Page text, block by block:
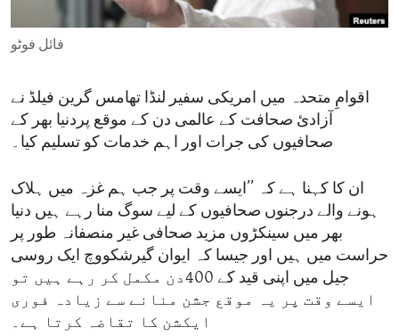
ENVIRONMENT AND HEALTH
IDEALS AND INSTITUTIONS
فائل فوٹو
اقوامِ متحدہ میں امریکی سفیر لنڈا تھامس گرین فیلڈ نے
آزادیٔ صحافت کے عالمی دن کے موقع پردنیا بھر کے
صحافیوں کی جرات اور اہم خدمات کو تسلیم کیا۔
ان کا کہنا ہے کہ ’’ایسے وقت پر جب ہم غزہ میں ہلاک
ہونے والے درجنوں صحافیوں کے لیے سوگ منا رہے ہیں دنیا
بھر میں سینکڑوں مزید صحافی غیر منصفانہ طور پر
حراست میں ہیں اور جیسا کہ ایوان گیرشکووچ ایک روسی
جیل میں اپنی قید کے 400دن مکمل کر رہے ہیں تو
ایسے وقت پر یہ موقع جشن منانے سے زیادہ فوری
ایکشن کا تقاضہ کرتا ہے۔